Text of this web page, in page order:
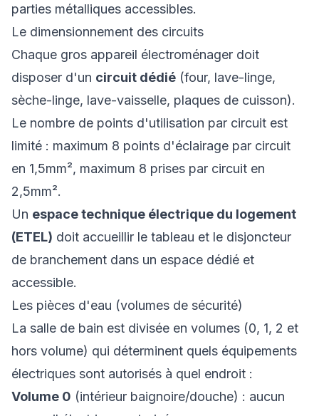
parties métalliques accessibles.
Le dimensionnement des circuits
Chaque gros appareil électroménager doit
disposer d'un circuit dédié (four, lave-linge,
sèche-linge, lave-vaisselle, plaques de cuisson).
Le nombre de points d'utilisation par circuit est
limité : maximum 8 points d'éclairage par circuit
en 1,5mm², maximum 8 prises par circuit en
2,5mm².
Un espace technique électrique du logement
(ETEL) doit accueillir le tableau et le disjoncteur
de branchement dans un espace dédié et
accessible.
Les pièces d'eau (volumes de sécurité)
La salle de bain est divisée en volumes (0, 1, 2 et
hors volume) qui déterminent quels équipements
électriques sont autorisés à quel endroit :
Volume 0 (intérieur baignoire/douche) : aucun